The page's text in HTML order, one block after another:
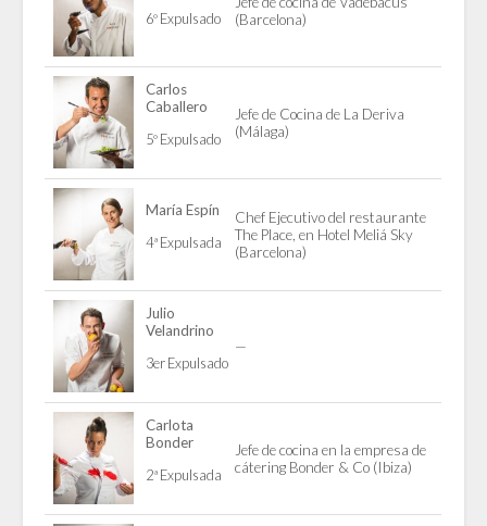
6º Expulsado
(Barcelona)
Carlos
Caballero
5º Expulsado
Jefe de Cocina de La Deriva
(Málaga)
María Espín
4ª Expulsada
Chef Ejecutivo del restaurante
The Place, en Hotel Meliá Sky
(Barcelona)
Julio
Velandrino
3er Expulsado
—
Carlota
Bonder
2ª Expulsada
Jefe de cocina en la empresa de
cátering Bonder & Co (Ibiza)